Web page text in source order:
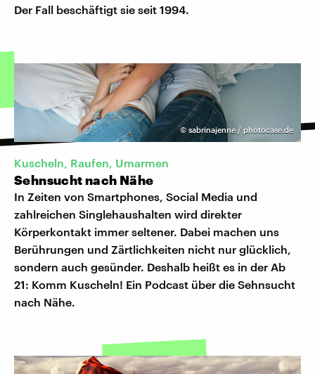
Der Fall beschäftigt sie seit 1994.
© sabrinajenne / photocase.de
Kuscheln, Raufen, Umarmen
Sehnsucht nach Nähe
In Zeiten von Smartphones, Social Media und
zahlreichen Singlehaushalten wird direkter
Körperkontakt immer seltener. Dabei machen uns
Berührungen und Zärtlichkeiten nicht nur glücklich,
sondern auch gesünder. Deshalb heißt es in der Ab
21: Komm Kuscheln! Ein Podcast über die Sehnsucht
nach Nähe.